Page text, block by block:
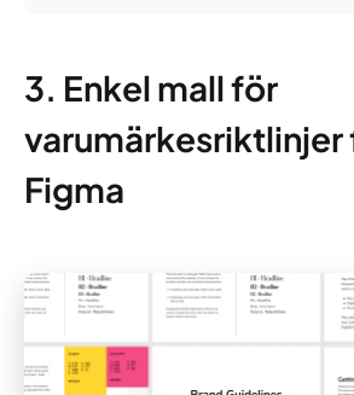
3. Enkel mall för
varumärkesriktlinjer
Figma